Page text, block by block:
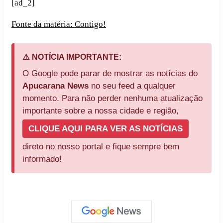
[ad_2]
Fonte da matéria: Contigo!
⚠️ NOTÍCIA IMPORTANTE:
O Google pode parar de mostrar as notícias do
Apucarana News no seu feed a qualquer
momento. Para não perder nenhuma atualização
importante sobre a nossa cidade e região,
CLIQUE AQUI PARA VER AS NOTÍCIAS
direto no nosso portal e fique sempre bem
informado!